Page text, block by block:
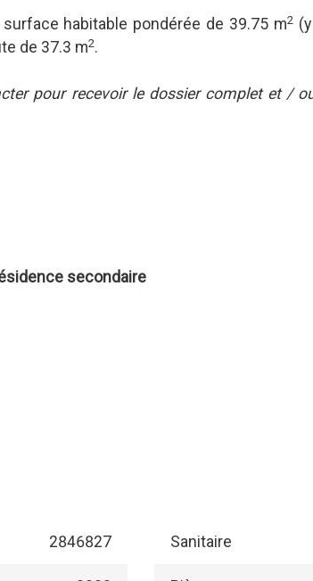
habitable pondérée de 39.75 m2
de 37.3 m2.
pour recevoir le dossier complet et /
secondaire
2846827 Sanitaire